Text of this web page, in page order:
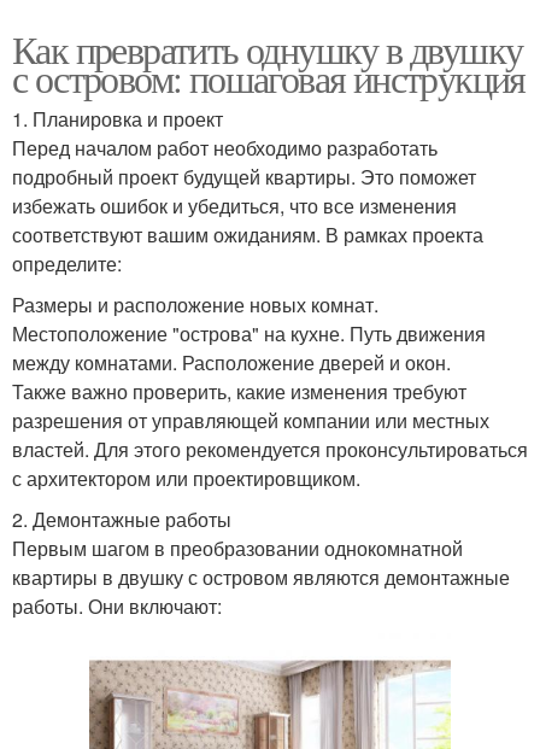
Как превратить однушку в двушку
с островом: пошаговая инструкция
1. Планировка и проект
Перед началом работ необходимо разработать
подробный проект будущей квартиры. Это поможет
избежать ошибок и убедиться, что все изменения
соответствуют вашим ожиданиям. В рамках проекта
определите:
Размеры и расположение новых комнат.
Местоположение "острова" на кухне. Путь движения
между комнатами. Расположение дверей и окон.
Также важно проверить, какие изменения требуют
разрешения от управляющей компании или местных
властей. Для этого рекомендуется проконсультироваться
с архитектором или проектировщиком.
2. Демонтажные работы
Первым шагом в преобразовании однокомнатной
квартиры в двушку с островом являются демонтажные
работы. Они включают: